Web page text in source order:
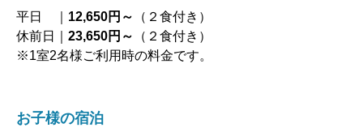
平日 ｜ 12,650円～
（２食付き）
休前日｜ 23,650円～
（２食付き）
※1室2名様ご利用時の料金です。
お子様の宿泊